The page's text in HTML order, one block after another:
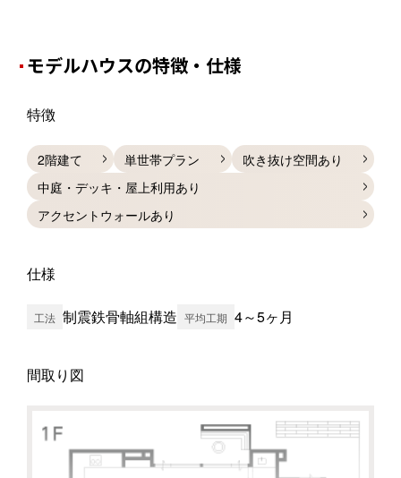
モデルハウスの特徴・仕様
特徴
2階建て 単世帯プラン
吹き抜け空間あり
中庭・デッキ・屋上利用あり
アクセントウォールあり
仕様
工法 制震鉄骨軸組構造 平均工期 4～5ヶ月
間取り図